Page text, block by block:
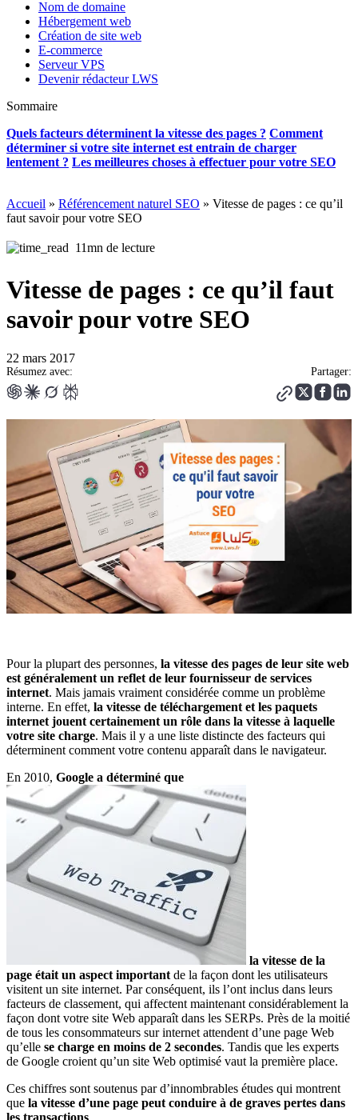
Nom de domaine
Hébergement web
Création de site web
E-commerce
Serveur VPS
Devenir rédacteur LWS
Sommaire
Quels facteurs déterminent la vitesse des pages ? Comment
déterminer si votre site internet est entrain de charger
lentement ? Les meilleures choses à effectuer pour votre SEO
Accueil » Référencement naturel SEO » Vitesse de pages : ce qu’il
faut savoir pour votre SEO
11mn de lecture
Vitesse de pages : ce qu’il faut
savoir pour votre SEO
22 mars 2017
Résumez avec: Partager:
Pour la plupart des personnes, la vitesse des pages de leur site web
est généralement un reflet de leur fournisseur de services
internet. Mais jamais vraiment considérée comme un problème
interne. En effet, la vitesse de téléchargement et les paquets
internet jouent certainement un rôle dans la vitesse à laquelle
votre site charge. Mais il y a une liste distincte des facteurs qui
déterminent comment votre contenu apparaît dans le navigateur.
En 2010, Google a déterminé que
la vitesse de la
page était un aspect important de la façon dont les utilisateurs
visitent un site internet. Par conséquent, ils l’ont inclus dans leurs
facteurs de classement, qui affectent maintenant considérablement la
façon dont votre site Web apparaît dans les SERPs. Près de la moitié
de tous les consommateurs sur internet attendent d’une page Web
qu’elle se charge en moins de 2 secondes. Tandis que les experts
de Google croient qu’un site Web optimisé vaut la première place.
Ces chiffres sont soutenus par d’innombrables études qui montrent
que la vitesse d’une page peut conduire à de graves pertes dans
les transactions